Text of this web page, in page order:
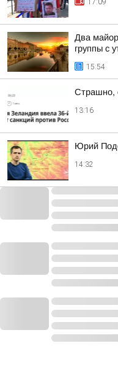
17:09
Два
группы с
15:54
Страшно,
13:16
Юрий
14:32